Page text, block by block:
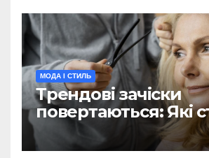
МОДА І СТИЛЬ
Трендові зачіски
повертаються: Які
з 90-х популярні
зими(ФОТО)